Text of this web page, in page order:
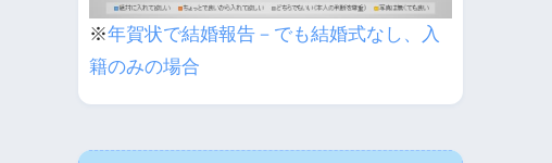
※年賀状で結婚報告－でも結婚式なし、入
籍のみの場合